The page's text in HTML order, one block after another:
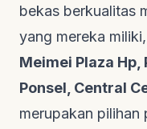
bekas berkualitas
yang mereka
Meimei Plaza Hp,
Ponsel, Central
merupakan